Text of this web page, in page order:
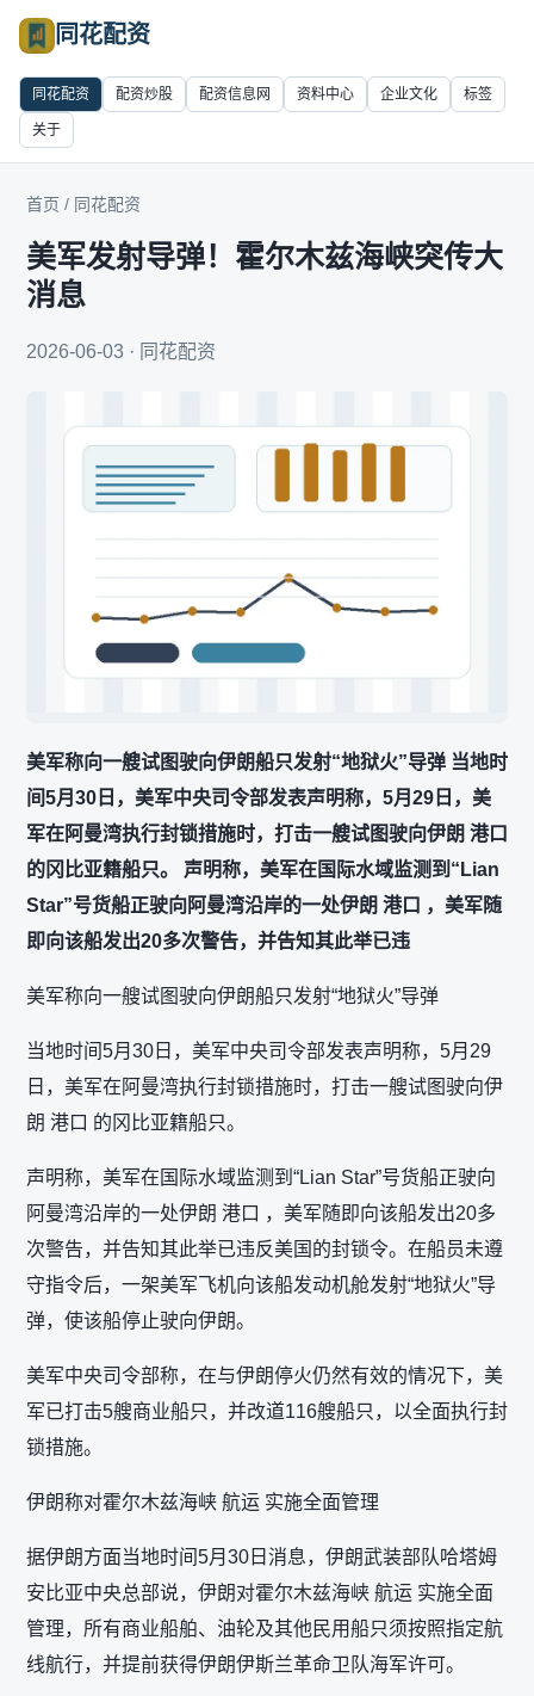
同花配资
同花配资 配资炒股 配资信息网 资料中心 企业文化 标签
关于
首页 / 同花配资
美军发射导弹！霍尔木兹海峡突传大
消息
2026-06-03 · 同花配资
美军称向一艘试图驶向伊朗船只发射“地狱火”导弹 当地时
间5月30日，美军中央司令部发表声明称，5月29日，美
军在阿曼湾执行封锁措施时，打击一艘试图驶向伊朗 港口
的冈比亚籍船只。 声明称，美军在国际水域监测到“Lian
Star”号货船正驶向阿曼湾沿岸的一处伊朗 港口 ，美军随
即向该船发出20多次警告，并告知其此举已违
美军称向一艘试图驶向伊朗船只发射“地狱火”导弹
当地时间5月30日，美军中央司令部发表声明称，5月29
日，美军在阿曼湾执行封锁措施时，打击一艘试图驶向伊
朗 港口 的冈比亚籍船只。
声明称，美军在国际水域监测到“Lian Star”号货船正驶向
阿曼湾沿岸的一处伊朗 港口 ，美军随即向该船发出20多
次警告，并告知其此举已违反美国的封锁令。在船员未遵
守指令后，一架美军飞机向该船发动机舱发射“地狱火”导
弹，使该船停止驶向伊朗。
美军中央司令部称，在与伊朗停火仍然有效的情况下，美
军已打击5艘商业船只，并改道116艘船只，以全面执行封
锁措施。
伊朗称对霍尔木兹海峡 航运 实施全面管理
据伊朗方面当地时间5月30日消息，伊朗武装部队哈塔姆
安比亚中央总部说，伊朗对霍尔木兹海峡 航运 实施全面
管理，所有商业船舶、油轮及其他民用船只须按照指定航
线航行，并提前获得伊朗伊斯兰革命卫队海军许可。